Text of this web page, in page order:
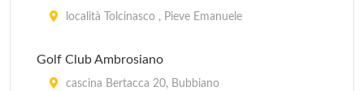
località Tolcinasco , Pieve Emanuele
Golf Club Ambrosiano
cascina Bertacca 20, Bubbiano